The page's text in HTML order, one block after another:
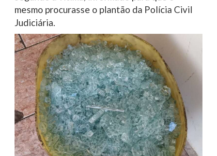
mesmo procurasse o plantão da Polícia Civil
Judiciária.